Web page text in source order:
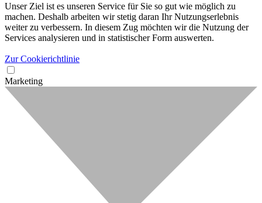
Unser Ziel ist es unseren Service für Sie so gut wie möglich zu
machen. Deshalb arbeiten wir stetig daran Ihr Nutzungserlebnis
weiter zu verbessern. In diesem Zug möchten wir die Nutzung der
Services analysieren und in statistischer Form auswerten.
Zur Cookierichtlinie
Marketing